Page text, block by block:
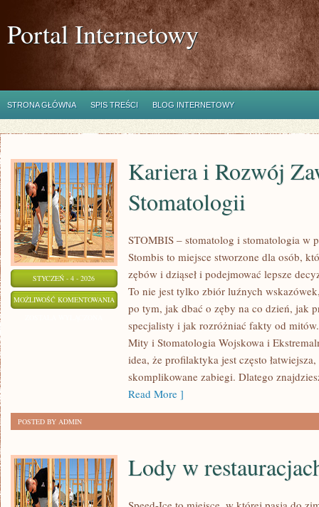
Portal Internetowy
STRONA GŁÓWNA SPIS TREŚCI BLOG INTERNETOWY
STYCZEŃ - 4 - 2026
MOŻLIWOŚĆ KOMENTOWANIA
ROZWÓJ
ZAWODOWY
Kariera i Rozwój
Stomatologii
STOMBIS – stomatolog i stomatologia w
Stombis to miejsce stworzone dla osób,
zębów i dziąseł i podejmować lepsze
To nie jest tylko zbiór luźnych
po tym, jak dbać o zęby na co dzień, jak
specjalisty i jak rozróżniać fakty od
Mity i Stomatologia Wojskowa i
idea, że profilaktyka jest często
skomplikowane zabiegi. Dlatego
Read More ]
POSTED BY ADMIN
Lody w